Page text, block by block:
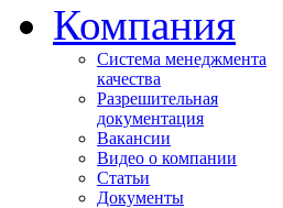
Компания
Система менеджмента
качества
Разрешительная
документация
Вакансии
Видео о компании
Статьи
Документы